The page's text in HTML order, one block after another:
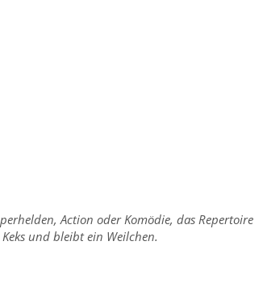
Action oder Komödie, das Repertoire
und bleibt ein Weilchen.